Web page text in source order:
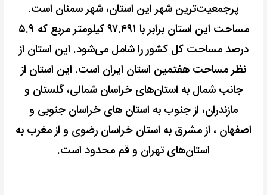
پرجمعیت‌ترین شهر این استان، شهر سمنان است.
مساحت این استان برابر با ۹۷.۴۹۱ کیلومتر مربع که ۵.۹
درصد مساحت کل کشور را شامل می‌شود. این استان از
نظر مساحت هفتمین استان ایران است. این استان از
جانب شمال به استان‌های خراسان شمالی، گلستان و
مازندران، از جنوب به استان های خراسان جنوبی و
اصفهان ، از مشرق به استان خراسان رضوی و از مغرب به
استان‌های تهران و قم محدود است.